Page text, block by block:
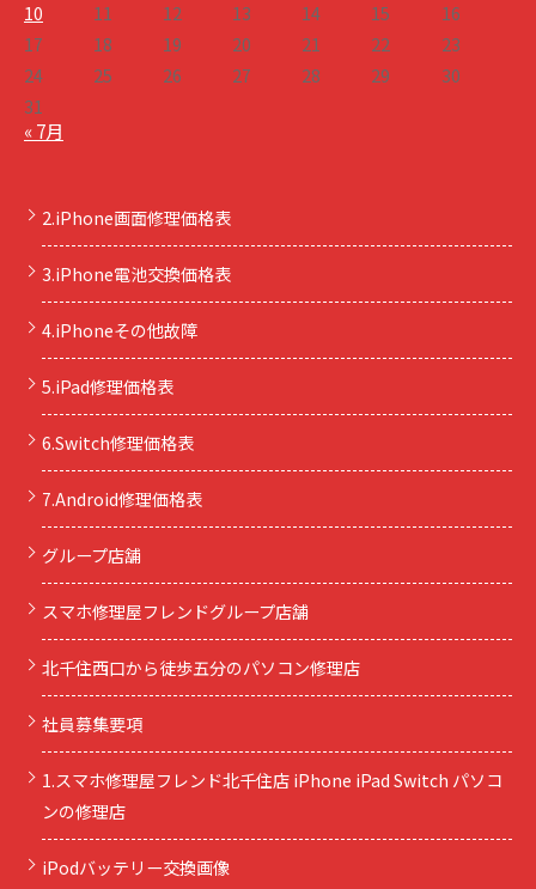
10
11 12 13 14 15
16
17
18 19 20 21 22
23
24
25 26 27 28 29
30
31
« 7月
2.iPhone画面修理価格表
3.iPhone電池交換価格表
4.iPhoneその他故障
5.iPad修理価格表
6.Switch修理価格表
7.Android修理価格表
グループ店舗
スマホ修理屋フレンドグループ店舗
北千住西口から徒歩五分のパソコン修理店
社員募集要項
1.スマホ修理屋フレンド北千住店 iPhone iPad Switch パソコ
ンの修理店
iPodバッテリー交換画像